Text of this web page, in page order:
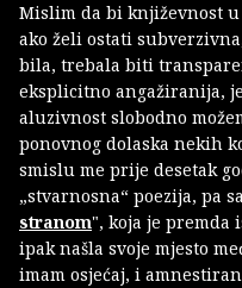
Mislim da bi književnost
ako želi ostati
bila, trebala biti
eksplicitno angažiranija,
aluzivnost slobodno
ponovnog dolaska nekih
smislu me prije desetak
„stvarnosna“ poezija, pa
stranom", koja je premda
ipak našla svoje mjesto
imam osjećaj, i